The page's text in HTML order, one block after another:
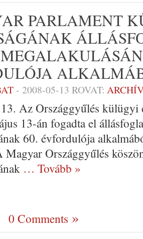
PARLAMENT
- 2008-05-13 ROVAT:
Az Országgyűlés külügyi
13-án fogadta el
60. évfordulója
Magyar Országgyűlés
… Tovább »
0 Comments